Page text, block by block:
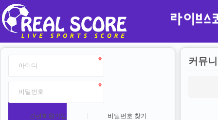
간편회원가입 비밀번호 찾기
커뮤